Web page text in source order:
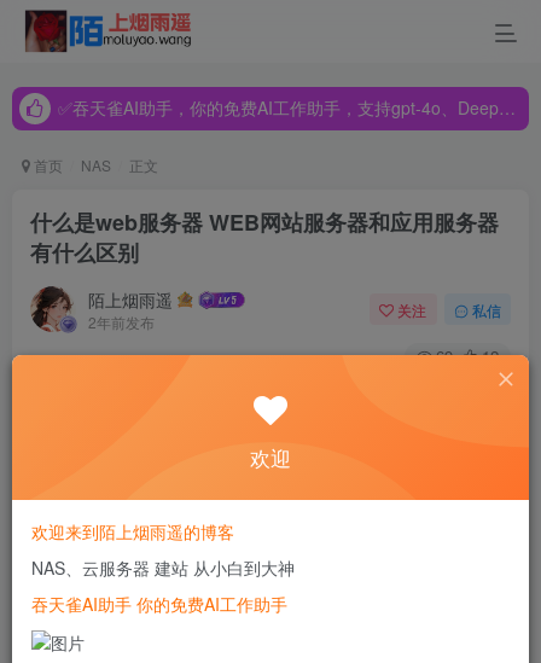
✅吞天雀AI助手，你的免费AI工作助手，支持gpt-4o、DeepSeek、Claude🔥🔥🔥🔥
✅吞天雀AI助手，你的免费AI工作助手，支持gpt-4o、DeepSeek、Claude🔥🔥🔥🔥
首页 NAS 正文
什么是web服务器 WEB网站服务器和应用服务器
有什么区别
陌上烟雨遥
2年前发布
关注 私信
69 12
【web服务器】什么是web服务器 WEB网站服务器和应用服
什么是Web服务器
Web服务器一般指网站 服务器 ，是指驻留于因特网上某种类
型计算机的程序，可以向浏览器等Web客户端提供文档，也
可以放置网站文件，让全世界浏览；可以放置数据文件，让
欢迎
欢迎来到陌上烟雨遥的博客
NAS、云服务器 建站 从小白到大神
吞天雀AI助手 你的免费AI工作助手